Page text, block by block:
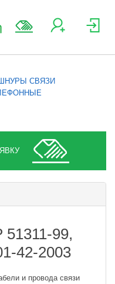
СВЯЗИ
99,
42-2003
и провода связи